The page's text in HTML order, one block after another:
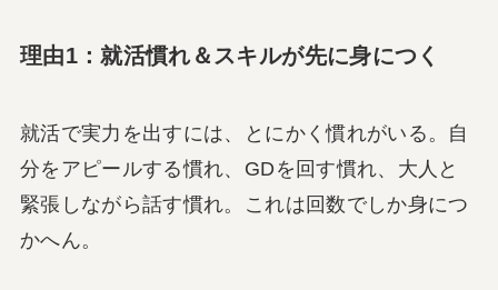
理由1：就活慣れ＆スキルが先に身につく
就活で実力を出すには、とにかく慣れがいる。自
分をアピールする慣れ、GDを回す慣れ、大人と
緊張しながら話す慣れ。これは回数でしか身につ
かへん。